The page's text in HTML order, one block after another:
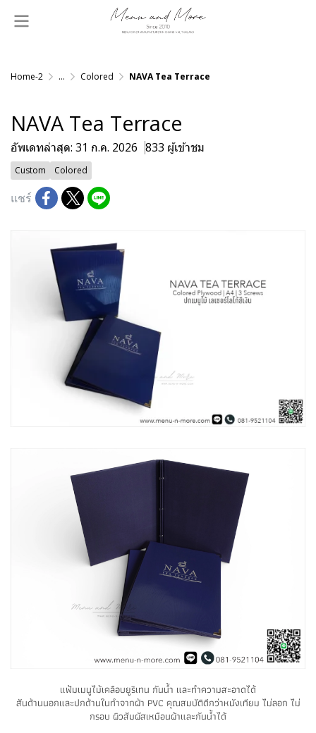
Home-2 ... Colored NAVA Tea Terrace
NAVA Tea Terrace
อัพเดทล่าสุด: 31 ก.ค. 2026 833 ผู้เข้าชม
Custom Colored
แชร์
แฟ้มเมนูไม้เคลือบยูริเทน กันน้ำ และทำความสะอาดได้
สันด้านนอกและปกด้านในทำจากผ้า PVC คุณสมบัติดีกว่าหนังเทียม ไม่ลอก ไม่
กรอบ ผิวสัมผัสเหมือนผ้าและกันน้ำได้